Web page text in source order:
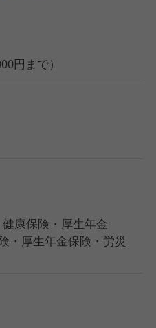
円まで）
康保険・厚生年金
・厚生年金保険・労災